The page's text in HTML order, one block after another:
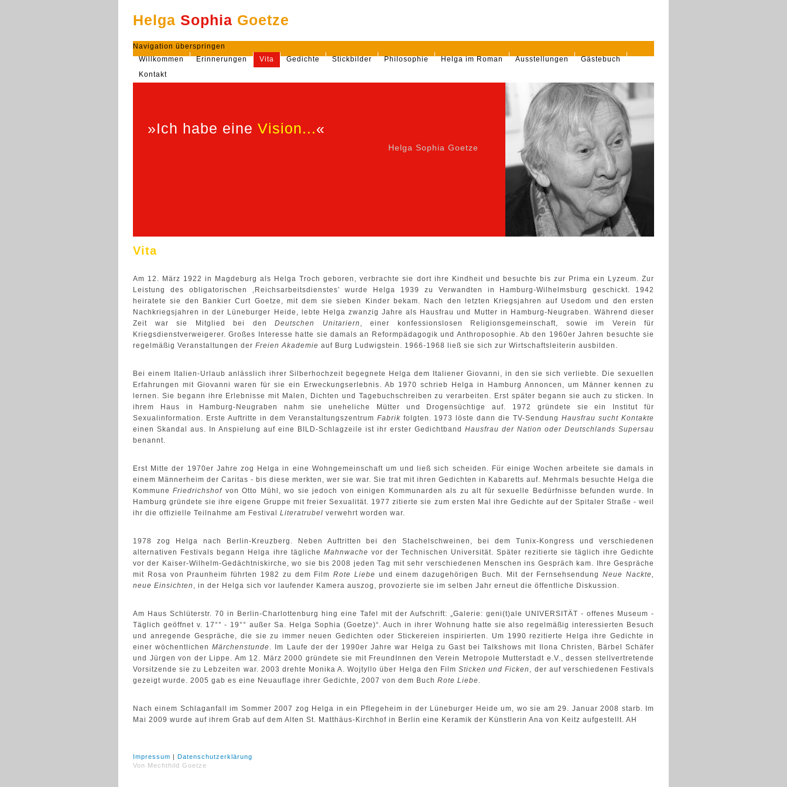
Helga Sophia Goetze
Navigation überspringen
Willkommen
Erinnerungen Vita Gedichte Stickbilder Philosophie Helga im Roman Ausstellungen
Gästebuch
Kontakt
»Ich habe eine Vision...«
Helga Sophia Goetze
Vita
Am 12. März 1922 in Magdeburg als Helga Troch geboren, verbrachte sie dort ihre Kindheit und besuchte bis zur Prima ein Lyzeum. Zur
Leistung des obligatorischen ‚Reichsarbeitsdienstes’ wurde Helga 1939 zu Verwandten in Hamburg-Wilhelmsburg geschickt. 1942
heiratete sie den Bankier Curt Goetze, mit dem sie sieben Kinder bekam. Nach den letzten Kriegsjahren auf Usedom und den ersten
Nachkriegsjahren in der Lüneburger Heide, lebte Helga zwanzig Jahre als Hausfrau und Mutter in Hamburg-Neugraben. Während dieser
Zeit war sie Mitglied bei den Deutschen Unitariern , einer konfessionslosen Religionsgemeinschaft, sowie im Verein für
Kriegsdienstverweigerer. Großes Interesse hatte sie damals an Reformpädagogik und Anthroposophie. Ab den 1960er Jahren besuchte sie
regelmäßig Veranstaltungen der Freien Akademie auf Burg Ludwigstein. 1966-1968 ließ sie sich zur Wirtschaftsleiterin ausbilden.
Bei einem Italien-Urlaub anlässlich ihrer Silberhochzeit begegnete Helga dem Italiener Giovanni, in den sie sich verliebte. Die sexuellen
Erfahrungen mit Giovanni waren für sie ein Erweckungserlebnis. Ab 1970 schrieb Helga in Hamburg Annoncen, um Männer kennen zu
lernen. Sie begann ihre Erlebnisse mit Malen, Dichten und Tagebuchschreiben zu verarbeiten. Erst später begann sie auch zu sticken. In
ihrem Haus in Hamburg-Neugraben nahm sie uneheliche Mütter und Drogensüchtige auf. 1972 gründete sie ein Institut für
Sexualinformation. Erste Auftritte in dem Veranstaltungszentrum Fabrik folgten. 1973 löste dann die TV-SendungHausfrau sucht Kontakte
einen Skandal aus. In Anspielung auf eine BILD-Schlagzeile ist ihr erster Gedichtband Hausfrau der Nation oder Deutschlands Supersau
benannt.
Erst Mitte der 1970er Jahre zog Helga in eine Wohngemeinschaft um und ließ sich scheiden. Für einige Wochen arbeitete sie damals in
einem Männerheim der Caritas - bis diese merkten, wer sie war. Sie trat mit ihren Gedichten in Kabaretts auf. Mehrmals besuchte Helga die
KommuneFriedrichshofvon Otto Mühl, wo sie jedoch von einigen Kommunarden als zu alt für sexuelle Bedürfnisse befunden wurde. In
Hamburg gründete sie ihre eigene Gruppe mit freier Sexualität. 1977 zitierte sie zum ersten Mal ihre Gedichte auf der Spitaler Straße - weil
ihr die offizielle Teilnahme am Festival Literatrubel verwehrt worden war.
1978 zog Helga nach Berlin-Kreuzberg. Neben Auftritten bei den Stachelschweinen, bei dem Tunix-Kongress und verschiedenen
alternativen Festivals begann Helga ihre tägliche Mahnwache vor der Technischen Universität. Später rezitierte sie täglich ihre Gedichte
vor der Kaiser-Wilhelm-Gedächtniskirche, wo sie bis 2008 jeden Tag mit sehr verschiedenen Menschen ins Gespräch kam. Ihre Gespräche
mit Rosa von Praunheim führten 1982 zu dem FilmRote Liebe und einem dazugehörigen Buch. Mit der FernsehsendungNeue Nackte,
neue Einsichten , in der Helga sich vor laufender Kamera auszog, provozierte sie im selben Jahr erneut die öffentliche Diskussion.
Am Haus Schlüterstr. 70 in Berlin-Charlottenburg hing eine Tafel mit der Aufschrift: „Galerie: geni(t)ale UNIVERSITÄT - offenes Museum -
Täglich geöffnet v. 17°° - 19°° außer Sa. Helga Sophia (Goetze)“. Auch in ihrer Wohnung hatte sie also regelmäßig interessierten Besuch
und anregende Gespräche, die sie zu immer neuen Gedichten oder Stickereien inspirierten. Um 1990 rezitierte Helga ihre Gedichte in
einer wöchentlichenMärchenstunde. Im Laufe der der 1990er Jahre war Helga zu Gast bei Talkshows mit Ilona Christen, Bärbel Schäfer
und Jürgen von der Lippe. Am 12. März 2000 gründete sie mit FreundInnen den Verein Metropole Mutterstadt e.V., dessen stellvertretende
Vorsitzende sie zu Lebzeiten war. 2003 drehte Monika A. Wojtyllo über Helga den FilmSticken und Ficken , der auf verschiedenen Festivals
gezeigt wurde. 2005 gab es eine Neuauflage ihrer Gedichte, 2007 von dem Buch Rote Liebe.
Nach einem Schlaganfall im Sommer 2007 zog Helga in ein Pflegeheim in der Lüneburger Heide um, wo sie am 29. Januar 2008 starb. Im
Mai 2009 wurde auf ihrem Grab auf dem Alten St. Matthäus-Kirchhof in Berlin eine Keramik der Künstlerin Ana von Keitz aufgestellt. AH
Impressum | Datenschutzerklärung
Von Mechthild Goetze